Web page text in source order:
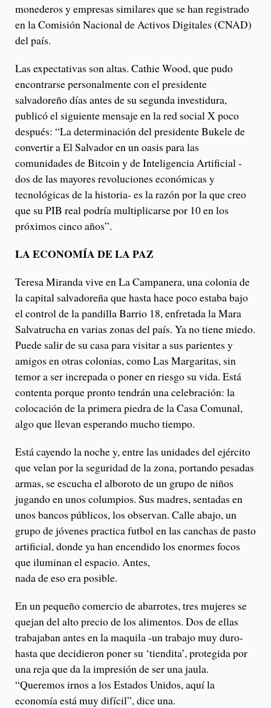
monederos y empresas similares que se han registrado
en la Comisión Nacional de Activos Digitales (CNAD)
del país.
Las expectativas son altas. Cathie Wood, que pudo
encontrarse personalmente con el presidente
salvadoreño días antes de su segunda investidura,
publicó el siguiente mensaje en la red social X poco
después: “La determinación del presidente Bukele de
convertir a El Salvador en un oasis para las
comunidades de Bitcoin y de Inteligencia Artificial -
dos de las mayores revoluciones económicas y
tecnológicas de la historia- es la razón por la que creo
que su PIB real podría multiplicarse por 10 en los
próximos cinco años”.
LA ECONOMÍA DE LA PAZ
Teresa Miranda vive en La Campanera, una colonia de
la capital salvadoreña que hasta hace poco estaba bajo
el control de la pandilla Barrio 18, enfretada la Mara
Salvatrucha en varias zonas del país. Ya no tiene miedo.
Puede salir de su casa para visitar a sus parientes y
amigos en otras colonias, como Las Margaritas, sin
temor a ser increpada o poner en riesgo su vida. Está
contenta porque pronto tendrán una celebración: la
colocación de la primera piedra de la Casa Comunal,
algo que llevan esperando mucho tiempo.
Está cayendo la noche y, entre las unidades del ejército
que velan por la seguridad de la zona, portando pesadas
armas, se escucha el alboroto de un grupo de niños
jugando en unos columpios. Sus madres, sentadas en
unos bancos públicos, los observan. Calle abajo, un
grupo de jóvenes practica futbol en las canchas de pasto
artificial, donde ya han encendido los enormes focos
que iluminan el espacio. Antes,
nada de eso era posible.
En un pequeño comercio de abarrotes, tres mujeres se
quejan del alto precio de los alimentos. Dos de ellas
trabajaban antes en la maquila -un trabajo muy duro-
hasta que decidieron poner su ‘tiendita’, protegida por
una reja que da la impresión de ser una jaula.
“Queremos irnos a los Estados Unidos, aquí la
economía está muy difícil”, dice una.